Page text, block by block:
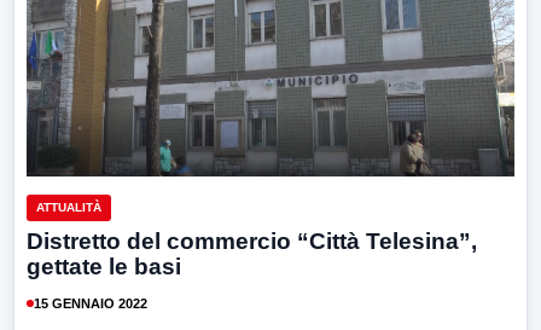
ATTUALITÀ
Distretto del commercio “Città Telesina”,
gettate le basi
15 GENNAIO 2022